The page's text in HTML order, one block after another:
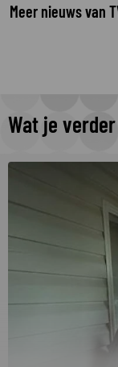
Meer nieuws van
Wat je